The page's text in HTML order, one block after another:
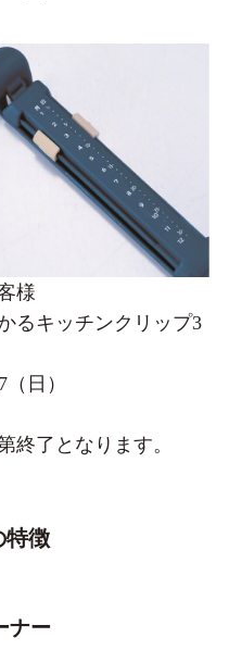
様
るキッチンクリップ3
日）
了となります。
特徴
ナー